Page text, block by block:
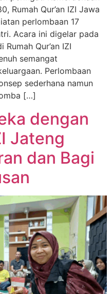
Rumah Qur’an IZI Jawa
perlombaan 17
Acara ini digelar pada
Qur’an IZI
semangat
Perlombaan
sederhana namun
[…]
dengan
Jateng
dan Bagi